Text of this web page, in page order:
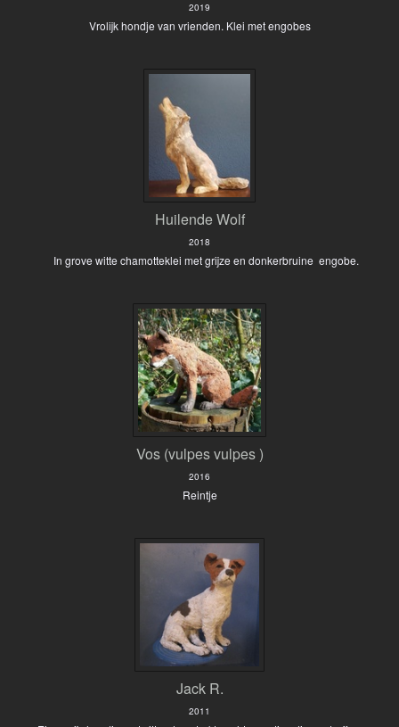
2019
Vrolijk hondje van vrienden. Klei met engobes
Huilende Wolf
2018
In grove witte chamotteklei met grijze en donkerbruine engobe.
Vos (vulpes vulpes )
2016
Reintje
Jack R.
2011